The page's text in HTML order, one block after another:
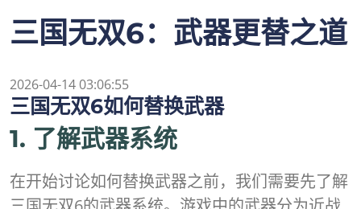
三国无双6：武器更替之道
2026-04-14 03:06:55
三国无双6如何替换武器
1. 了解武器系统
在开始讨论如何替换武器之前，我们需要先了解